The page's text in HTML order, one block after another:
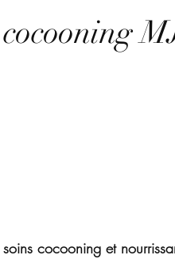
cocooning
soins cocooning et